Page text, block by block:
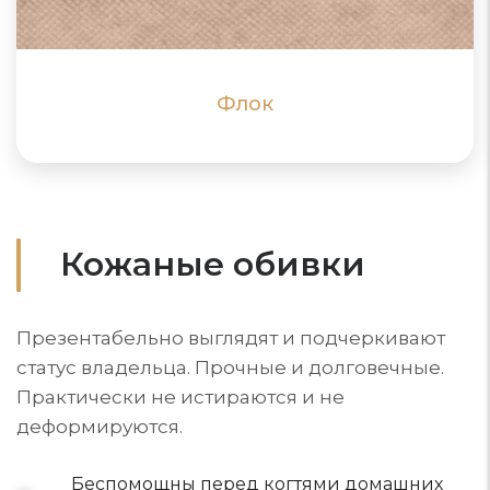
Флок
ПОДРОБНЕЕ
ПОДРОБНЕЕ
Кожаные обивки
Презентабельно выглядят и подчеркивают
статус владельца. Прочные и долговечные.
Практически не истираются и не
деформируются.
Беспомощны перед когтями домашних